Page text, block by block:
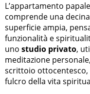
L’appartamento
comprende una
superficie ampia,
funzionalità e
uno studio privato,
meditazione
scrittoio ottocentesco,
fulcro della vita